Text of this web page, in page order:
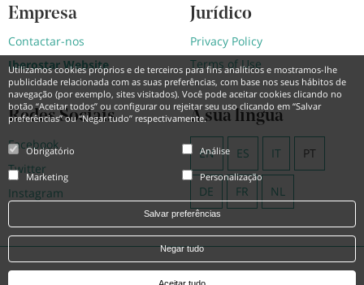
Utilizamos cookies próprios e de terceiros para fins analíticos e mostramos-lhe
publicidade relacionada com as suas preferências, com base nos seus hábitos de
navegação (por exemplo, sites visitados). Você pode aceitar cookies clicando no
botão “Aceitar todos” ou configurar ou rejeitar seu uso clicando em “Salvar
preferências” ou “Negar tudo” respectivamente.
Obrigatório Análise
Marketing Personalização
Salvar preferências
Negar tudo
Empresa
Contactar-nos
Iberostar Website
Jurídico
Privacy Policy
Terms of Use
Redes Sociais
Facebook
Twitter
Instagram
A sua língua
EN ES IT PT
DE FR NL
Powered byHotel Treats